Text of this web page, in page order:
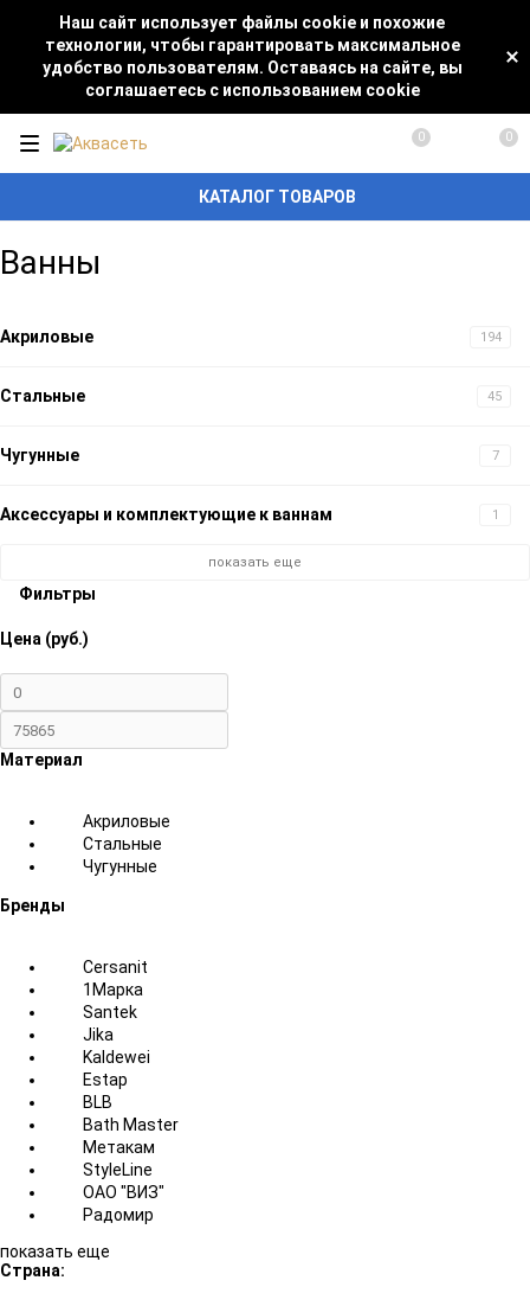
Наш сайт использует файлы cookie и похожие
технологии, чтобы гарантировать максимальное
удобство пользователям. Оставаясь на сайте, вы
соглашаетесь с использованием cookie
КАТАЛОГ ТОВАРОВ
0 0
Ванны
194
Акриловые
45
Стальные
7
Чугунные
1
Аксессуары и комплектующие к ваннам
показать еще
Фильтры
Цена (руб.)
Материал
Акриловые
Стальные
Чугунные
Бренды
Cersanit
1Марка
Santek
Jika
Kaldewei
Estap
BLB
Bath Master
Метакам
StyleLine
ОАО "ВИЗ"
Радомир
показать еще
Страна: